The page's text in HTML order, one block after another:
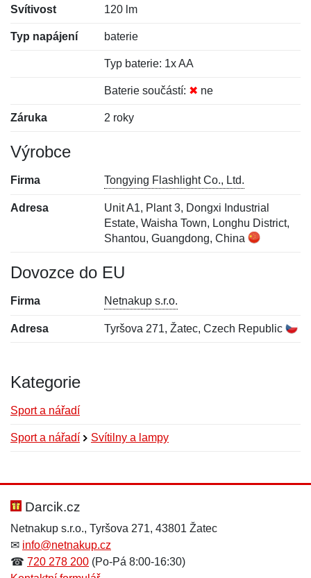
Svítivost 120 lm
Typ napájení baterie
Typ baterie: 1x AA
Baterie součástí: ✖ ne
Záruka 2 roky
Výrobce
Firma Tongying Flashlight Co., Ltd.
Adresa
Unit A1, Plant 3, Dongxi Industrial
Estate, Waisha Town, Longhu District,
Shantou, Guangdong, China
Dovozce do EU
Firma Netnakup s.r.o.
Adresa Tyršova 271, Žatec, Czech Republic
Kategorie
Sport a nářadí
Sport a nářadí Svítilny a lampy
Hodnocení:
Jméno: *
Jméno:
E-mail:*
Darcik.cz
Netnakup s.r.o., Tyršova 271, 43801 Žatec
✉ info@netnakup.cz
☎ 720 278 200 (Po-Pá 8:00-16:30)